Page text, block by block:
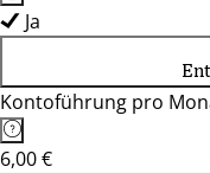
Ja
Kontoführung pro
6,00 €